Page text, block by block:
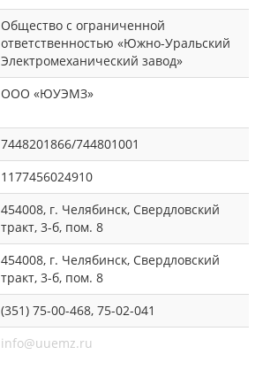
Общество с ограниченной
ответственностью «Южно-Уральский
Электромеханический завод»
ООО «ЮУЭМЗ»
7448201866/744801001
1177456024910
454008, г. Челябинск, Свердловский
тракт, 3-б, пом. 8
454008, г. Челябинск, Свердловский
тракт, 3-б, пом. 8
(351) 75-00-468, 75-02-041
info@uuemz.ru